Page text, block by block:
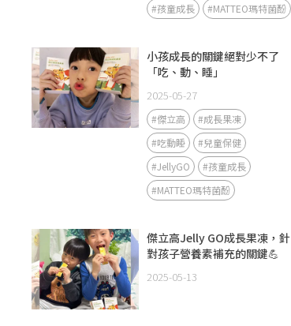
#孩童成長
#MATTEO瑪特菌酚
小孩成長的關鍵絕對少不了
「吃、動、睡」
2025-05-27
#傑立高
#成長果凍
#吃動睡
#兒童保健
#JellyGO
#孩童成長
#MATTEO瑪特菌酚
傑立高Jelly GO成長果凍，針
對孩子營養素補充的關鍵💪
2025-05-13